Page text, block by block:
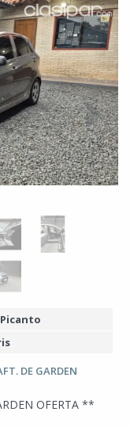
Picanto
DE GARDEN
OFERTA **